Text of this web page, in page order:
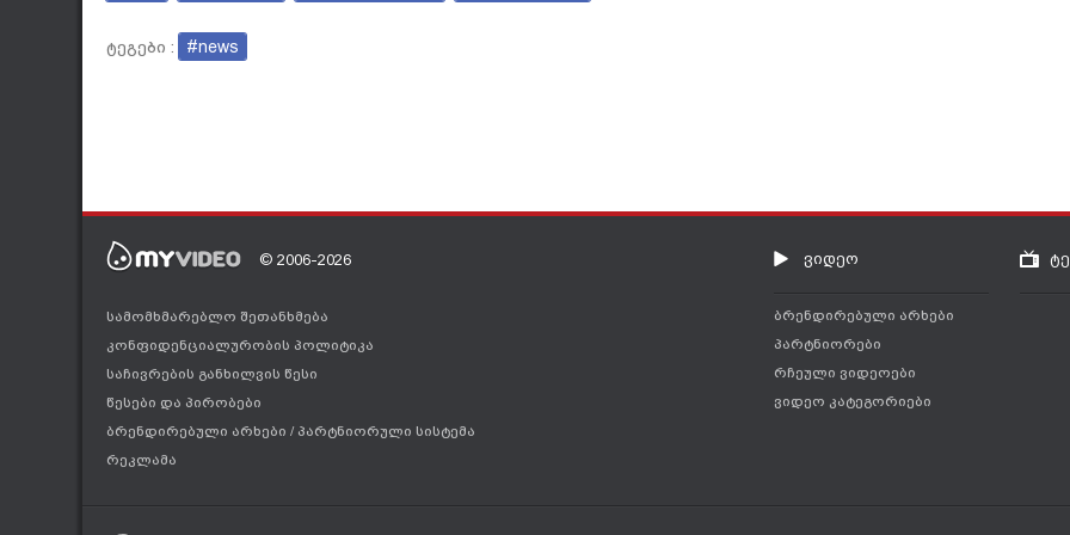
ტეგები : #news
© 2006-2026
სამომხმარებლო შეთანხმება
კონფიდენციალურობის პოლიტიკა
საჩივრების განხილვის წესი
წესები და პირობები
ბრენდირებული არხები / პარტნიორული სისტემა
რეკლამა
ვიდეო
ბრენდირებული არხები
პარტნიორები
რჩეული ვიდეოები
ვიდეო კატეგორიები